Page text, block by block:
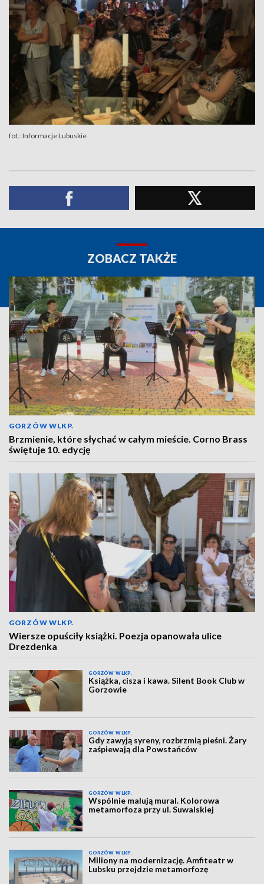
fot.: Informacje Lubuskie
ZOBACZ TAKŻE
GORZÓW WLKP.
Brzmienie, które słychać w całym mieście. Corno Brass
świętuje 10. edycję
GORZÓW WLKP.
Wiersze opuściły książki. Poezja opanowała ulice
Drezdenka
GORZÓW WLKP.
Książka, cisza i kawa. Silent Book Club w
Gorzowie
GORZÓW WLKP.
Gdy zawyją syreny, rozbrzmią pieśni. Żary
zaśpiewają dla Powstańców
GORZÓW WLKP.
Wspólnie malują mural. Kolorowa
metamorfoza przy ul. Suwalskiej
GORZÓW WLKP.
Miliony na modernizację. Amfiteatr w
Lubsku przejdzie metamorfozę